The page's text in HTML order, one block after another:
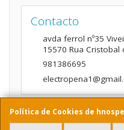
Política de Cookies de
Contacto
avda ferrol nº35
15570 Rua Cristobal
981386695
Horario